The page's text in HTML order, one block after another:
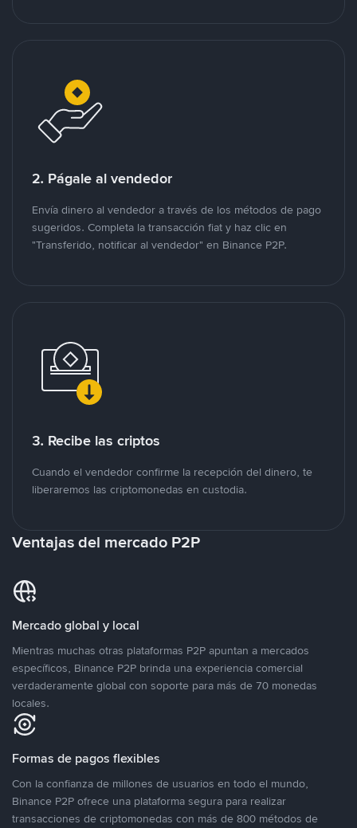
2. Págale al vendedor
Envía dinero al vendedor a través de los métodos de pago
sugeridos. Completa la transacción fiat y haz clic en
"Transferido, notificar al vendedor" en Binance P2P.
3. Recibe las criptos
Cuando el vendedor confirme la recepción del dinero, te
liberaremos las criptomonedas en custodia.
Ventajas del mercado P2P
Mercado global y local
Mientras muchas otras plataformas P2P apuntan a mercados
específicos, Binance P2P brinda una experiencia comercial
verdaderamente global con soporte para más de 70 monedas
locales.
Formas de pagos flexibles
Con la confianza de millones de usuarios en todo el mundo,
Binance P2P ofrece una plataforma segura para realizar
transacciones de criptomonedas con más de 800 métodos de